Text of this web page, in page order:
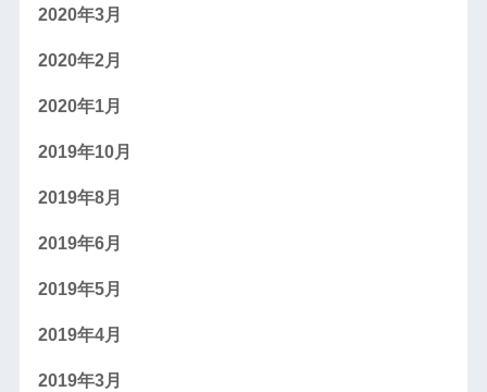
2020年3月
2020年2月
2020年1月
2019年10月
2019年8月
2019年6月
2019年5月
2019年4月
2019年3月